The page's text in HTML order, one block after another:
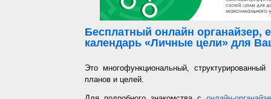
Бесплатный онлайн органайзер,
календарь «Личные цели» для
Это многофункциональный,
планов и целей.